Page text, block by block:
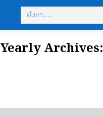
Search:
Yearly Archives: